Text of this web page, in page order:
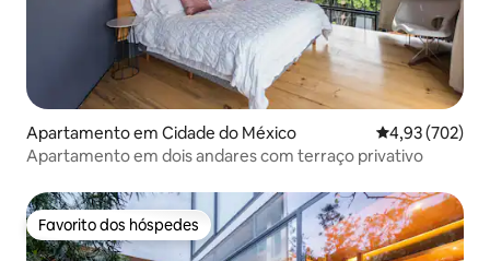
Apartamento em Cidade do México Classificação
4,93 (702)
Apartamento em dois andares com terraço privativo
Favorito dos hóspedes
Favorito dos hóspedes